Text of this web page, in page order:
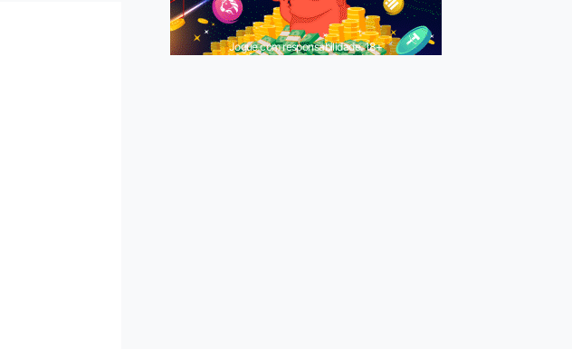
Jogue com responsabilidade. 18+